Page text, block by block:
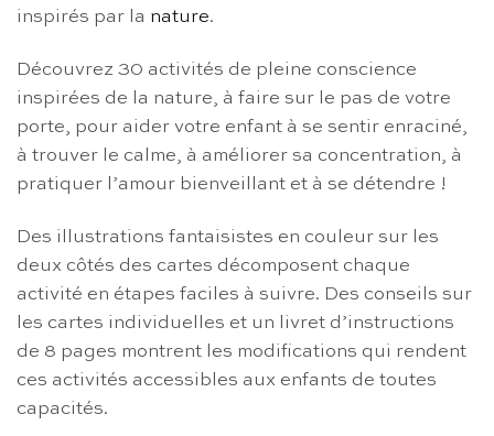
inspirés par la nature.
Découvrez 30 activités de pleine conscience
inspirées de la nature, à faire sur le pas de votre
porte, pour aider votre enfant à se sentir enraciné,
à trouver le calme, à améliorer sa concentration, à
pratiquer l’amour bienveillant et à se détendre !
Des illustrations fantaisistes en couleur sur les
deux côtés des cartes décomposent chaque
activité en étapes faciles à suivre. Des conseils sur
les cartes individuelles et un livret d’instructions
de 8 pages montrent les modifications qui rendent
ces activités accessibles aux enfants de toutes
capacités.